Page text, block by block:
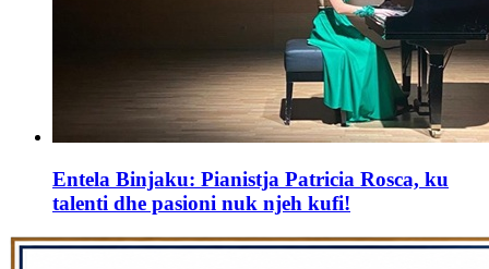
Entela Binjaku: Pianistja Patricia Rosca, ku
talenti dhe pasioni nuk njeh kufi!